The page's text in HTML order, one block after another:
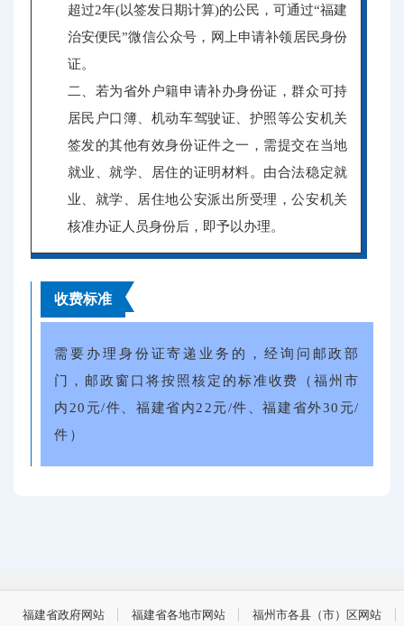
超过2年(以签发日期计算)的公民，可通过“福建
治安便民”微信公众号，网上申请补领居民身份
证。
二、若为省外户籍申请补办身份证，群众可持
居民户口簿、机动车驾驶证、护照等公安机关
签发的其他有效身份证件之一，需提交在当地
就业、就学、居住的证明材料。由合法稳定就
业、就学、居住地公安派出所受理，公安机关
核准办证人员身份后，即予以办理。
收费标准
需要办理身份证寄递业务的，经询问邮政部
门，邮政窗口将按照核定的标准收费（福州市
内20元/件、福建省内22元/件、福建省外30元/
件）
福建省政府网站 福建省各地市网站 福州市各县（市）区网站